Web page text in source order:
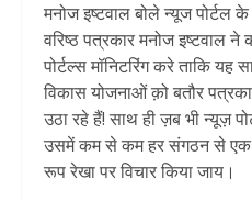
मनोज इष्टवाल बोले न्यूज पोर्टल
वरिष्ठ पत्रकार मनोज इष्टवाल
पोर्टल्स मॉनिटरिंग करे ताकि
विकास योजनाओं क़ो बतौर
उठा रहे हैं! साथ ही ज़ब भी न्यूज़
उसमें कम से कम हर संगठन से एक
रूप रेखा पर विचार किया जाय।